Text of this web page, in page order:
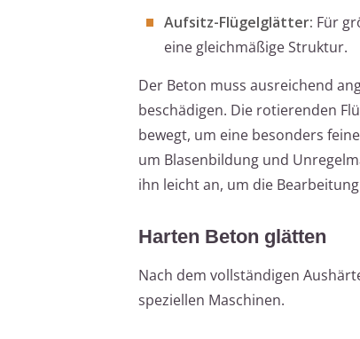
Aufsitz-Flügelglätter: Für
eine gleichmäßige Struktur.
Der Beton muss ausreichend
beschädigen. Die rotierenden
bewegt, um eine besonders
um Blasenbildung und
ihn leicht an, um die
Harten Beton glätten
Nach dem vollständigen
speziellen Maschinen.